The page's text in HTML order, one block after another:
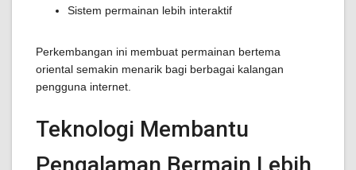
Sistem permainan lebih interaktif
Perkembangan ini membuat permainan bertema
oriental semakin menarik bagi berbagai kalangan
pengguna internet.
Teknologi Membantu